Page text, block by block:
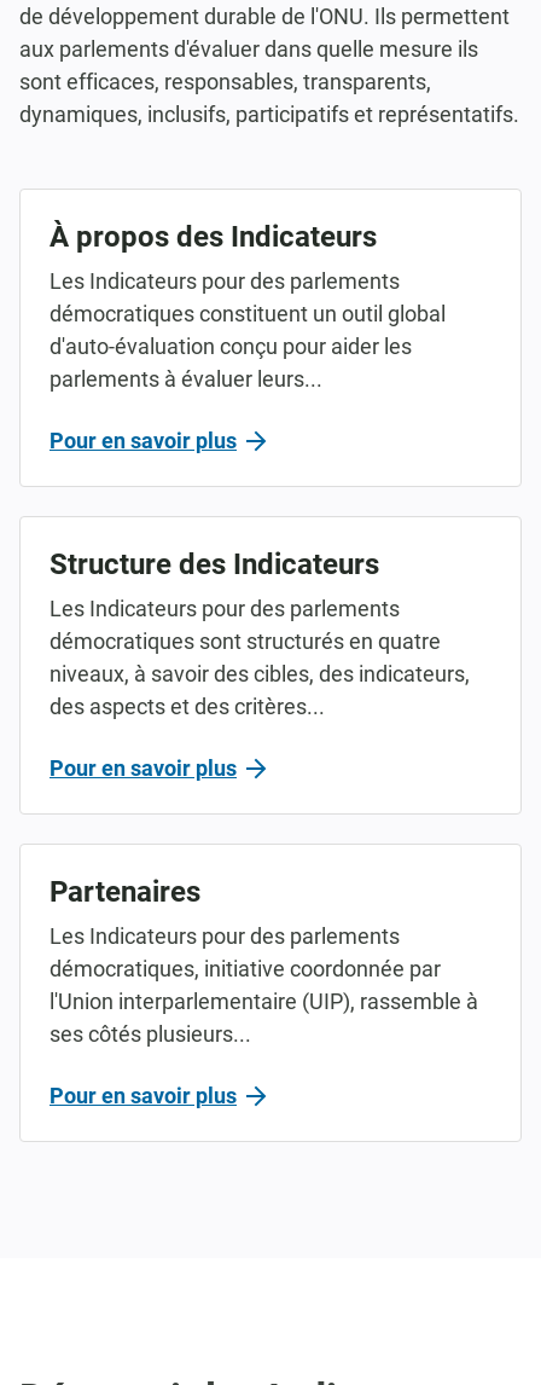
de développement durable de l'ONU. Ils permettent
aux parlements d'évaluer dans quelle mesure ils
sont efficaces, responsables, transparents,
dynamiques, inclusifs, participatifs et représentatifs.
À propos des Indicateurs
Les Indicateurs pour des parlements
démocratiques constituent un outil global
d'auto-évaluation conçu pour aider les
parlements à évaluer leurs...
Pour en savoir plus
Structure des Indicateurs
Les Indicateurs pour des parlements
démocratiques sont structurés en quatre
niveaux, à savoir des cibles, des indicateurs,
des aspects et des critères...
Pour en savoir plus
Partenaires
Les Indicateurs pour des parlements
démocratiques, initiative coordonnée par
l'Union interparlementaire (UIP), rassemble à
ses côtés plusieurs...
Pour en savoir plus